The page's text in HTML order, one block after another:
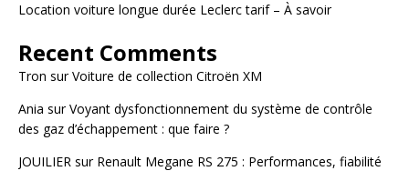
Location voiture longue durée Leclerc tarif – À savoir
Recent Comments
Tron surVoiture de collection Citroën XM
Ania surVoyant dysfonctionnement du système de contrôle
des gaz d’échappement : que faire ?
JOUILIER sur Renault Megane RS 275 : Performances, fiabilité